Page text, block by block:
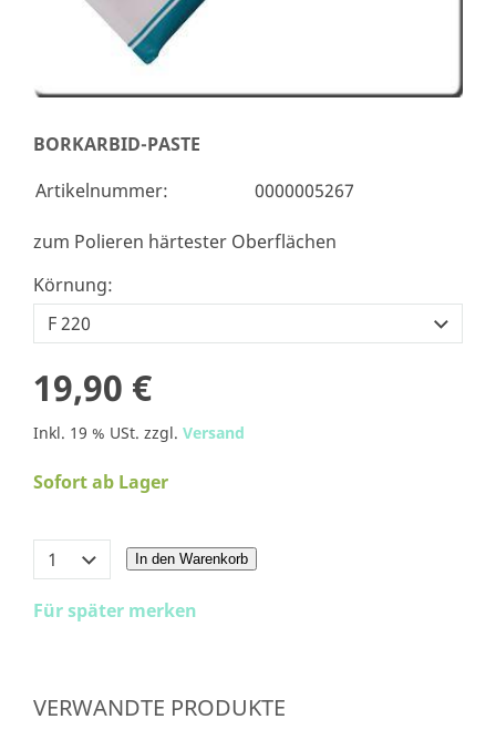
BORKARBID-PASTE
Artikelnummer:
0000005267
zum Polieren härtester Oberflächen
Körnung:
19,90 €
Inkl. 19 % USt. zzgl. Versand
Sofort ab Lager
In den Warenkorb
Für später merken
VERWANDTE PRODUKTE